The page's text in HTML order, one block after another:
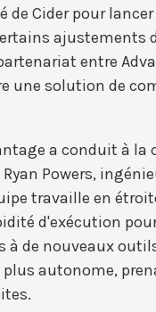
Cider pour lancer
entre
une solution de
a conduit à la
Powers,
travaille en
d'exécution
à de nouveaux
autonome,